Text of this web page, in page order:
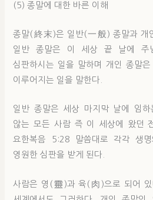
(5) 종말에 대한 바른 이해
종말(終末)은 일반(一般) 종말과 개
일반 종말은 이 세상 끝 날에 주
심판하시는 일을 말하며 개인 종말
이루어지는 일을 말한다.
일반 종말은 세상 마지막 날에 임
않는 모든 사람 즉 이 세상에 왔던
요한복음 5:28 말씀대로 각각 생
영원한 심판을 받게 된다.
사람은 영(靈)과 육(肉)으로 되어